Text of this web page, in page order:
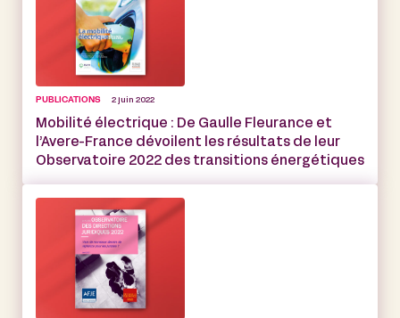
PUBLICATIONS 2 juin 2022
Mobilité électrique : De Gaulle Fleurance et
l’Avere-France dévoilent les résultats de leur
Observatoire 2022 des transitions énergétiques